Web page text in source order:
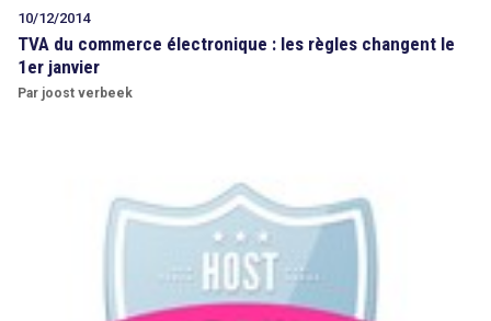
10/12/2014
TVA du commerce électronique : les règles changent le
1er janvier
Par joost verbeek